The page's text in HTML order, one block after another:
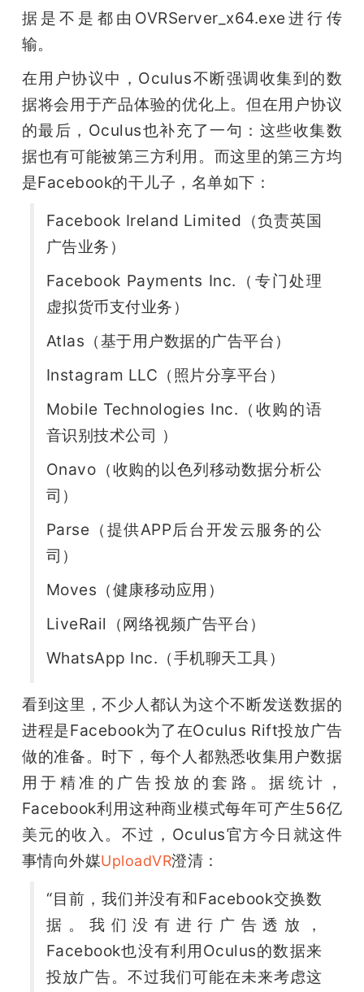
据是不是都由OVRServer_x64.exe进行传
输。
在用户协议中，Oculus不断强调收集到的数
据将会用于产品体验的优化上。但在用户协议
的最后，Oculus也补充了一句：这些收集数
据也有可能被第三方利用。而这里的第三方均
是Facebook的干儿子，名单如下：
Facebook Ireland Limited（负责英国
广告业务）
Facebook Payments Inc.（专门处理
虚拟货币支付业务）
Atlas（基于用户数据的广告平台）
Instagram LLC（照片分享平台）
Mobile Technologies Inc.（收购的语
音识别技术公司 ）
Onavo（收购的以色列移动数据分析公
司）
Parse（提供APP后台开发云服务的公
司）
Moves（健康移动应用）
LiveRail（网络视频广告平台）
WhatsApp Inc.（手机聊天工具）
看到这里，不少人都认为这个不断发送数据的
进程是Facebook为了在Oculus Rift投放广告
做的准备。时下，每个人都熟悉收集用户数据
用于精准的广告投放的套路。据统计，
Facebook利用这种商业模式每年可产生56亿
美元的收入。不过，Oculus官方今日就这件
事情向外媒UploadVR澄清：
“目前，我们并没有和Facebook交换数
据。我们没有进行广告透放，
Facebook也没有利用Oculus的数据来
投放广告。不过我们可能在未来考虑这